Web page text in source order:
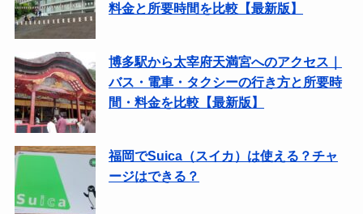
料金と所要時間を比較【最新版】
博多駅から太宰府天満宮へのアクセス｜
バス・電車・タクシーの行き方と所要時
間・料金を比較【最新版】
福岡でSuica（スイカ）は使える？チャ
ージはできる？